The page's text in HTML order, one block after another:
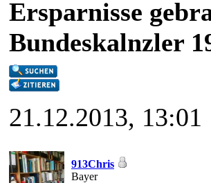
Ersparnisse
Bundeskalnzler
21.12.2013, 13:01
913Chris
Bayer